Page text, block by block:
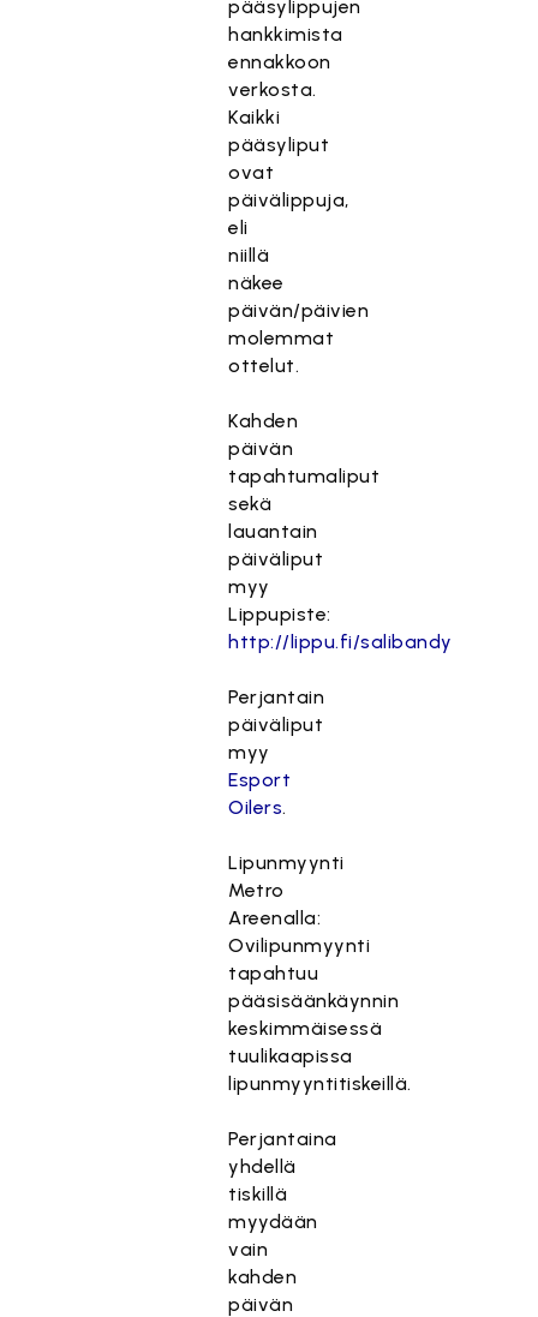
pääsylippujen
hankkimista
ennakkoon
verkosta.
Kaikki
pääsyliput
ovat
päivälippuja,
eli
niillä
näkee
päivän/päivien
molemmat
ottelut.
Kahden
päivän
tapahtumaliput
sekä
lauantain
päiväliput
myy
Lippupiste:
http://lippu.fi/salibandy
Perjantain
päiväliput
myy
Esport
Oilers.
Lipunmyynti
Metro
Areenalla:
Ovilipunmyynti
tapahtuu
pääsisäänkäynnin
keskimmäisessä
tuulikaapissa
lipunmyyntitiskeillä.
Perjantaina
yhdellä
tiskillä
myydään
vain
kahden
päivän